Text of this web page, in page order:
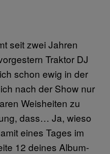
seit zwei Jahren
Traktor DJ
schon ewig in der
nach der Show nur
Weisheiten zu
dass… Ja, wieso
eines Tages im
12 deines Album-